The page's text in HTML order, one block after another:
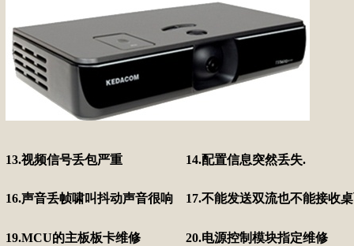
13.视频信号丢包严重 14.配置信息突然丢失.
16.声音丢帧啸叫抖动声音很响 17.不能发送双流也不能接收
19.MCU的主板板卡维修 20.电源控制模块指定维修